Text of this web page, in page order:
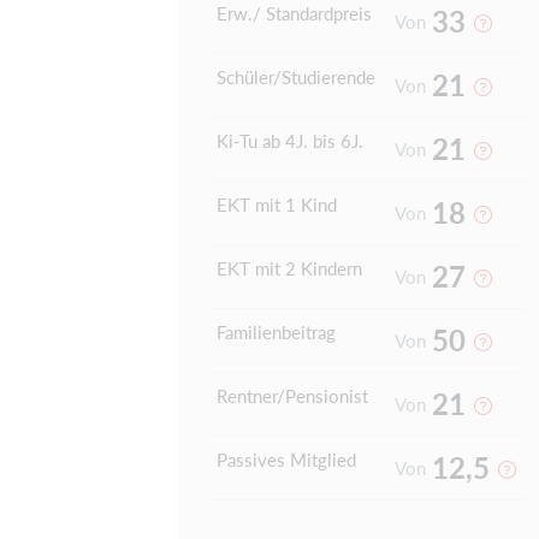
Erw./ Standardpreis Von 33
Schüler/Studierende Von 21
Ki-Tu ab 4J. bis 6J. Von 21
EKT mit 1 Kind Von 18
EKT mit 2 Kindern Von 27
Familienbeitrag Von 50
Rentner/Pensionist Von 21
Passives Mitglied Von 12,5